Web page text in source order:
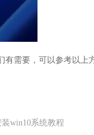
有需要，可以参考以上
win10系统教程